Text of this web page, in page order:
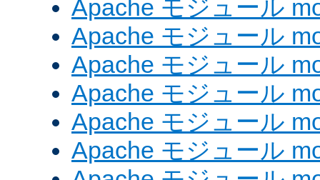
Apache モジュール
Apache モジュール
Apache モジュール
Apache モジュール
Apache モジュール
Apache モジュール